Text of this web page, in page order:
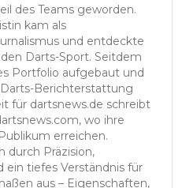
des Teams geworden.
kam als
und entdeckte
Darts-Sport. Seitdem
Portfolio aufgebaut und
Berichterstattung
für dartsnews.de schreibt
wo ihre
erreichen.
durch Präzision,
ein tiefes Verständnis für
aus – Eigenschaften,